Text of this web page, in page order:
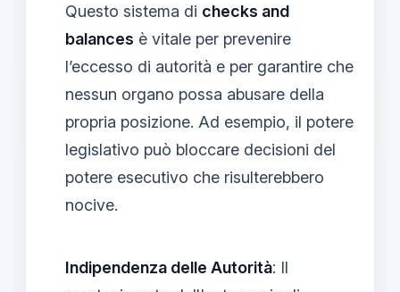
Questo sistema di checks and
balances è vitale per prevenire
l’eccesso di autorità e per garantire che
nessun organo possa abusare della
propria posizione. Ad esempio, il potere
legislativo può bloccare decisioni del
potere esecutivo che risulterebbero
nocive.
Indipendenza delle Autorità: Il